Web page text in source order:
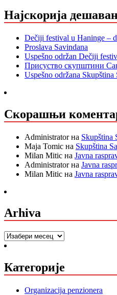
Најскорија
Dečiji festival u Haninge –
Proslava Savindana
Uspešno održan Dečiji
Присуство скупштини
Uspešno održana
Скорашњи
Administratorна Skupština
Maja Tomic на Skupština
Milan Mitic на Javna
Administratorна Javna
Milan Mitic на Javna
Arhiva
Arhiva
Категорије
Organizacija penzionera